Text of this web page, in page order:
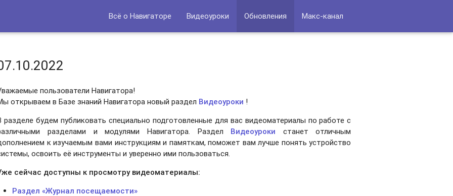
Всё о Навигаторе Видеоуроки Обновления Макс-канал
пользователи Навигатора!
открываем в Базе знаний Навигатора новый раздел Видеоуроки !
разделе будем публиковать специально подготовленные для вас видеоматериалы по работе с
разделами и модулями Навигатора. Раздел Видеоуроки станет отличным
к изучаемым вами инструкциям и памяткам, поможет вам лучше понять устройство
освоить её инструменты и уверенно ими пользоваться.
сейчас доступны к просмотру видеоматериалы:
Раздел «Журнал посещаемости»